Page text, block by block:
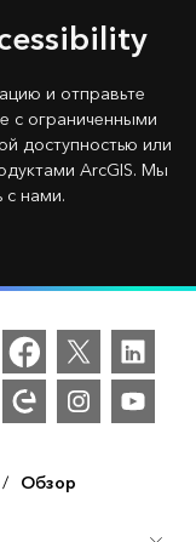
и отправьте
с ограниченными
доступностью или
ArcGIS. Мы
нами.
/ Обзор